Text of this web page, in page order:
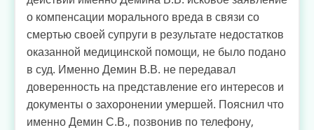
о компенсации морального вреда в связи со
смертью своей супруги в результате недостатков
оказанной медицинской помощи, не было подано
в суд. Именно Демин В.В. не передавал
доверенность на представление его интересов и
документы о захоронении умершей. Пояснил что
именно Демин С.В., позвонив по телефону,